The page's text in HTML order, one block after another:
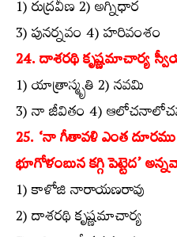
1) రుద్రవీణ 2) అగ్నిధార
3) పునర్నవం 4) హరివంశం
24. దాశరథి కృష్ణమాచార్య
1) యాత్రాస్మృతి 2) నవమి
3) నా జీవితం 4)
25. ‘నా గీతావళి ఎంత
భూగోళంబున కగ్గి పెట్టెద’
1) కాళోజి నారాయణరావు
2) దాశరథి కృష్ణమాచార్య